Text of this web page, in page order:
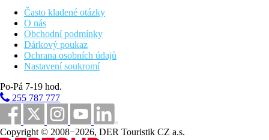
Vzdálenost od nejbližšího letiště
Pláž
Plážová dovolená
Bazény
Lehátka u bazénu
Slunečníky u bazénu
Často kladené otázky
O nás
Obchodní podmínky
Dárkový poukaz
Ochrana osobních údajů
Nastavení soukromí
Po-Pá 7-19 hod.
255 787 777
Copyright © 2008−2026, DER Touristik CZ a.s.